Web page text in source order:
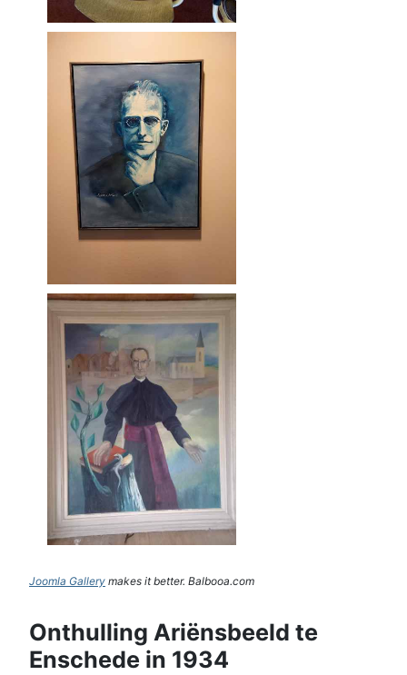
Joomla Gallery makes it better. Balbooa.com
Onthulling Ariënsbeeld te
Enschede in 1934